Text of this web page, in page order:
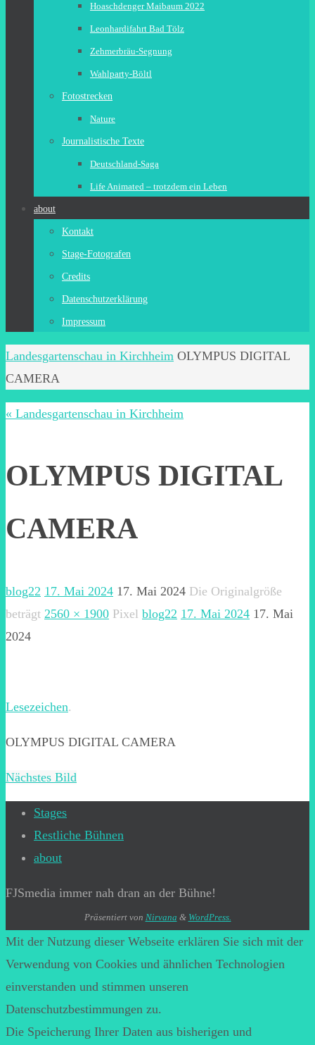
Hoaschdenger Maibaum 2022
Leonhardifahrt Bad Tölz
Zehmerbräu-Segnung
Wahlparty-Böltl
Fotostrecken
Nature
Journalistische Texte
Deutschland-Saga
Life Animated – trotzdem ein Leben
about
Kontakt
Stage-Fotografen
Credits
Datenschutzerklärung
Impressum
Start
Landesgartenschau in Kirchheim OLYMPUS DIGITAL
CAMERA
« Landesgartenschau in Kirchheim
OLYMPUS DIGITAL
CAMERA
blog22 17. Mai 2024 17. Mai 2024 Die Originalgröße
beträgt 2560 × 1900 Pixel blog22 17. Mai 2024 17. Mai
2024
Lesezeichen.
OLYMPUS DIGITAL CAMERA
Nächstes Bild
Stages
Restliche Bühnen
about
FJSmedia immer nah dran an der Bühne!
Präsentiert von Nirvana & WordPress.
Mit der Nutzung dieser Webseite erklären Sie sich mit der
Verwendung von Cookies und ähnlichen Technologien
einverstanden und stimmen unseren
Datenschutzbestimmungen zu.
Die Speicherung Ihrer Daten aus bisherigen und